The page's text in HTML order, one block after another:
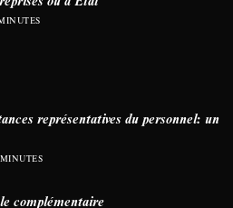
représentatives du personnel: un
complémentaire